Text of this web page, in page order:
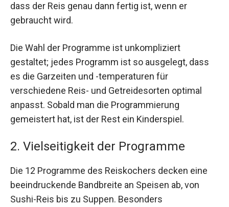
dass der Reis genau dann fertig ist, wenn er
gebraucht wird.
Die Wahl der Programme ist unkompliziert
gestaltet; jedes Programm ist so ausgelegt, dass
es die Garzeiten und -temperaturen für
verschiedene Reis- und Getreidesorten optimal
anpasst. Sobald man die Programmierung
gemeistert hat, ist der Rest ein Kinderspiel.
2. Vielseitigkeit der Programme
Die 12 Programme des Reiskochers decken eine
beeindruckende Bandbreite an Speisen ab, von
Sushi-Reis bis zu Suppen. Besonders